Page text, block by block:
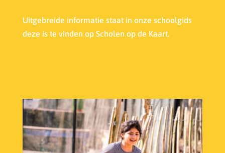
Uitgebreide informatie staat in onze schoolgids
deze is te vinden op Scholen op de Kaart.